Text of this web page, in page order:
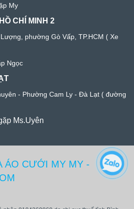
My
CHÍ MINH 2
phường Gò Vấp, TP.HCM ( Xe
Ngọc
- Phường Cam Ly - Đà Lạt ( đường
Ms.Uyên
ÁO CƯỚI MY MY -